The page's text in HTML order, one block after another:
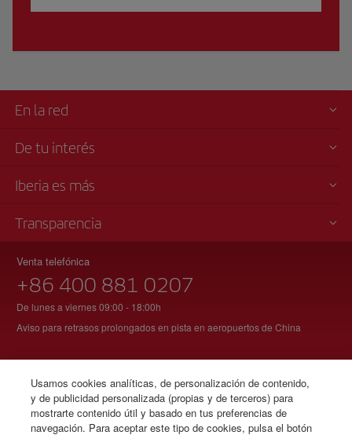
En la red
De tu interés
Iberia es más
Transparencia
Venta telefónica
+86 400 881 0207
De lunes a viernes 09:00 - 18:00h
Aviso para retrasos prolongados en pista en aeropuertos de China
© Iberia 2026
Usamos cookies analíticas, de personalización de contenido,
y de publicidad personalizada (propias y de terceros) para
mostrarte contenido útil y basado en tus preferencias de
navegación. Para aceptar este tipo de cookies, pulsa el botón